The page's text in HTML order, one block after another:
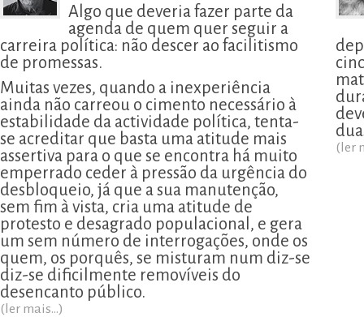
Algo que deveria fazer parte da
agenda de quem quer seguir a
carreira política: não descer ao facilitismo
de promessas.
Muitas vezes, quando a inexperiência
ainda não carreou o cimento necessário à
estabilidade da actividade política, tenta-
se acreditar que basta uma atitude mais
assertiva para o que se encontra há muito
emperrado ceder à pressão da urgência do
desbloqueio, já que a sua manutenção,
sem fim à vista, cria uma atitude de
protesto e desagrado populacional, e gera
um sem número de interrogações, onde os
quem, os porquês, se misturam num diz-se
diz-se dificilmente removíveis do
desencanto público.
(ler mais...)
(ler